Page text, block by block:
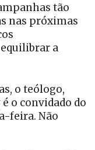
tão
nas próximas
a
o teólogo,
o convidado do
feira. Não